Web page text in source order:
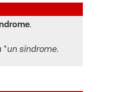
.
*un síndrome.